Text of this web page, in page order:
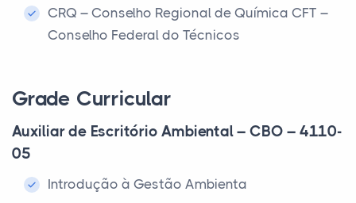
CRQ – Conselho Regional de Química CFT –
Conselho Federal do Técnicos
Grade Curricular
Auxiliar de Escritório Ambiental – CBO – 4110-
05
Introdução à Gestão Ambienta